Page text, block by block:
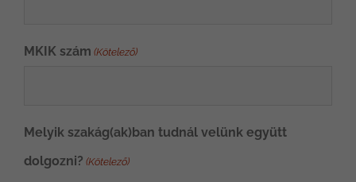
MKIK szám (Kötelező)
Melyik szakág(ak)ban tudnál velünk együtt
dolgozni? (Kötelező)